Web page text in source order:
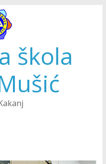
škola